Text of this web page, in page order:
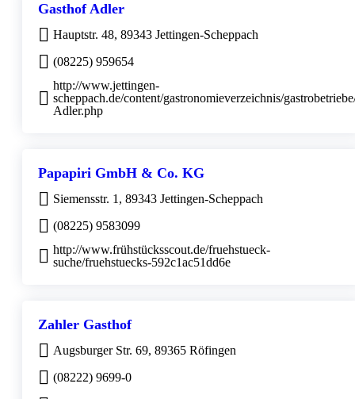
Gasthof Adler
Hauptstr. 48, 89343 Jettingen-Scheppach
(08225) 959654
http://www.jettingen-
scheppach.de/content/gastronomieverzeichnis/
Adler.php
Papapiri GmbH & Co. KG
Siemensstr. 1, 89343 Jettingen-Scheppach
(08225) 9583099
http://www.frühstücksscout.de/fruehstueck-
suche/fruehstuecks-592c1ac51dd6e
Zahler Gasthof
Augsburger Str. 69, 89365 Röfingen
(08222) 9699-0